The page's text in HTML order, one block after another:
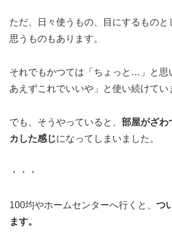
ただ、日々使うもの、目にするもの
思うものもあります。
それでもかつては「ちょっと…」と思
あえずこれでいいや」と使い続けてい
でも、そうやっていると、 部屋がざわ
カした感じになってしまいました。
・・・
100均やホームセンターへ行くと、 つ
ます。